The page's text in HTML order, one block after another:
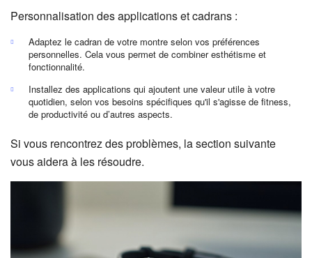
Personnalisation des applications et cadrans :
Adaptez le cadran de votre montre selon vos préférences
personnelles. Cela vous permet de combiner esthétisme et
fonctionnalité.
Installez des applications qui ajoutent une valeur utile à votre
quotidien, selon vos besoins spécifiques qu'il s'agisse de fitness,
de productivité ou d’autres aspects.
Si vous rencontrez des problèmes, la section suivante
vous aidera à les résoudre.